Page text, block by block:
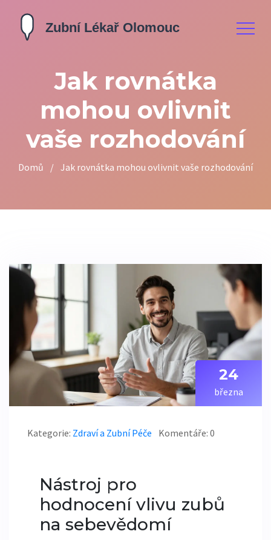
Jak rovnátka
mohou ovlivnit
vaše rozhodování
Domů / Jak rovnátka mohou ovlivnit vaše rozhodování
24
března
Kategorie: Zdraví a Zubní Péče Komentáře: 0
Nástroj pro
hodnocení vlivu zubů
na sebevědomí